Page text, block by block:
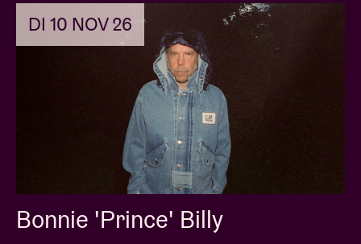
DI 10 NOV 26
Bonnie 'Prince' Billy